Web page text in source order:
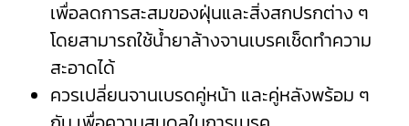
เพื่อลดการสะสมของฝุ่นและสิ่งสกปรกต่าง ๆ
โดยสามารถใช้น้ำยาล้างจานเบรคเช็ดทำความ
สะอาดได้
ควรเปลี่ยนจานเบรดคู่หน้า และคู่หลังพร้อม ๆ